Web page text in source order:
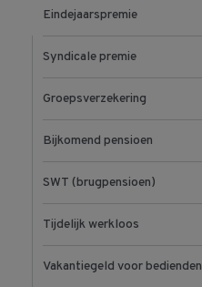
Eindejaarspremie
Syndicale premie
Groepsverzekering
Bijkomend pensioen
SWT (brugpensioen)
Tijdelijk werkloos
Vakantiegeld voor bedienden